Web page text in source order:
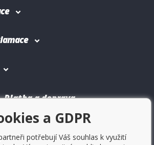
Platba a doprava
a GDPR
potřebují Váš souhlas k využití